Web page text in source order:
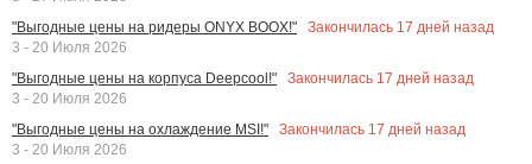
"Выгодные цены на ридеры ONYX BOOX!"
Закончилась 17 дней назад
3 - 20 Июля 2026
"Выгодные цены на корпуса Deepcool!"
Закончилась 17 дней назад
3 - 20 Июля 2026
"Выгодные цены на охлаждение MSI!"
Закончилась 17 дней назад
3 - 20 Июля 2026